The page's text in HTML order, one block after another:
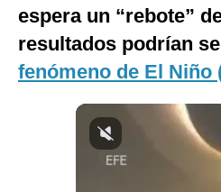
Club del Suscriptor
Mix
Notas Contratadas
espera un “rebote”
resultados podrían
fenómeno de El Niño